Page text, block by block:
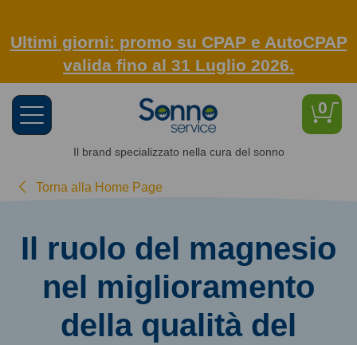
Ultimi giorni: promo su CPAP e AutoCPAP
valida fino al 31 Luglio 2026.
0
Toggle
navigation
Il brand specializzato nella cura del sonno
Torna alla Home Page
Il ruolo del magnesio
nel miglioramento
della qualità del